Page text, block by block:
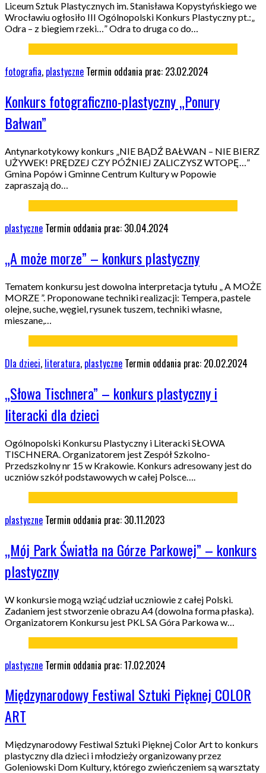
Liceum Sztuk Plastycznych im. Stanisława Kopystyńskiego we
Wrocławiu ogłosiło III Ogólnopolski Konkurs Plastyczny pt.:„
Odra – z biegiem rzeki…” Odra to druga co do…
fotografia, plastyczne Termin oddania prac: 23.02.2024
Konkurs fotograficzno-plastyczny „Ponury
Bałwan”
Antynarkotykowy konkurs „NIE BĄDŹ BAŁWAN – NIE BIERZ
UŻYWEK! PRĘDZEJ CZY PÓŹNIEJ ZALICZYSZ WTOPĘ…”
Gmina Popów i Gminne Centrum Kultury w Popowie
zapraszają do…
plastyczne Termin oddania prac: 30.04.2024
„A może morze” – konkurs plastyczny
Tematem konkursu jest dowolna interpretacja tytułu „ A MOŻE
MORZE ”. Proponowane techniki realizacji: Tempera, pastele
olejne, suche, węgiel, rysunek tuszem, techniki własne,
mieszane,…
Dla dzieci, literatura, plastyczne Termin oddania prac: 20.02.2024
„Słowa Tischnera” – konkurs plastyczny i
literacki dla dzieci
Ogólnopolski Konkursu Plastyczny i Literacki SŁOWA
TISCHNERA. Organizatorem jest Zespół Szkolno-
Przedszkolny nr 15 w Krakowie. Konkurs adresowany jest do
uczniów szkół podstawowych w całej Polsce….
plastyczne Termin oddania prac: 30.11.2023
„Mój Park Światła na Górze Parkowej” – konkurs
plastyczny
W konkursie mogą wziąć udział uczniowie z całej Polski.
Zadaniem jest stworzenie obrazu A4 (dowolna forma płaska).
Organizatorem Konkursu jest PKL SA Góra Parkowa w…
plastyczne Termin oddania prac: 17.02.2024
Międzynarodowy Festiwal Sztuki Pięknej COLOR
ART
Międzynarodowy Festiwal Sztuki Pięknej Color Art to konkurs
plastyczny dla dzieci i młodzieży organizowany przez
Goleniowski Dom Kultury, którego zwieńczeniem są warsztaty